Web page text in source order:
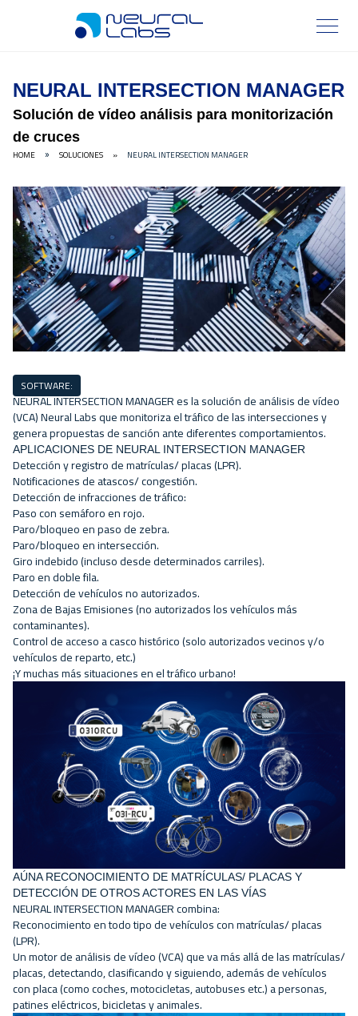
NEURAL INTERSECTION MANAGER
Solución de vídeo análisis para monitorización
de cruces
HOME » SOLUCIONES » NEURAL INTERSECTION MANAGER
SOFTWARE:
NEURAL INTERSECTION MANAGER es la solución de análisis de vídeo
(VCA) Neural Labs que monitoriza el tráfico de las intersecciones y
genera propuestas de sanción ante diferentes comportamientos.
APLICACIONES DE NEURAL INTERSECTION MANAGER
Detección y registro de matrículas/ placas (LPR).
Notificaciones de atascos/ congestión.
Detección de infracciones de tráfico:
Paso consemáforo en rojo.
Paro/bloqueo en paso de zebra.
Paro/bloqueo en intersección.
Giro indebido(incluso desde determinados carriles).
Paro en doble fila.
Detección de vehículos no autorizados.
Zona de Bajas Emisiones(no autorizados los vehículos más
contaminantes).
Control de acceso a casco histórico(solo autorizados vecinos y/o
vehículos de reparto, etc.)
¡Y muchas más situaciones en el tráfico urbano!
AÚNA RECONOCIMIENTO DE MATRÍCULAS/ PLACAS Y
DETECCIÓN DE OTROS ACTORES EN LAS VÍAS
NEURAL INTERSECTION MANAGER combina:
Reconocimiento en todo tipo de vehículos con matrículas/ placas
(LPR).
Unmotor de análisis de vídeo(VCA) que va más allá de las matrículas/
placas, detectando, clasificando y siguiendo, además de vehículos
con placa (como coches, motocicletas, autobuses etc.) a personas,
patines eléctricos, bicicletas y animales.